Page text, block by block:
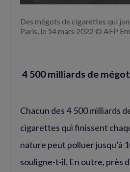
Des mégots de cigarettes qui
Paris, le 14 mars 2022 © AFP
4 500 milliards de
Chacun des 4 500 milliards
cigarettes qui finissent
nature peut polluer jusqu’à
souligne-t-il. En outre, près